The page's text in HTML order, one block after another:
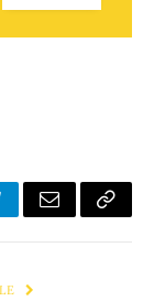
Email Copy